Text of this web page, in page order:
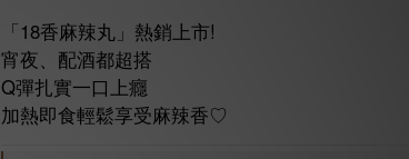
「18香麻辣丸」熱銷上市!
宵夜、配酒都超搭
Q彈扎實一口上癮
加熱即食輕鬆享受麻辣香♡